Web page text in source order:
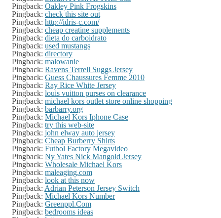
Pingback: Oakley Pink Frogskins
Pingback: check this site out
Pingback: http://idris-c.com/
Pingback: cheap creatine supplements
Pingback: dieta do carboidrato
Pingback: used mustangs
Pingback: directory
Pingback: malowanie
Pingback: Ravens Terrell Suggs Jersey
Pingback: Guess Chaussures Femme 2010
Pingback: Ray Rice White Jersey
Pingback: louis vuitton purses on clearance
Pingback: michael kors outlet store online shopping
Pingback: barbarry.org
Pingback: Michael Kors Iphone Case
Pingback: try this web-site
Pingback: john elway auto jersey
Pingback: Cheap Burberry Shirts
Pingback: Futbol Factory Megavideo
Pingback: Ny Yates Nick Mangold Jersey
Pingback: Wholesale Michael Kors
Pingback: maleaging.com
Pingback: look at this now
Pingback: Adrian Peterson Jersey Switch
Pingback: Michael Kors Number
Pingback: Greenppl.Com
Pingback: bedrooms ideas